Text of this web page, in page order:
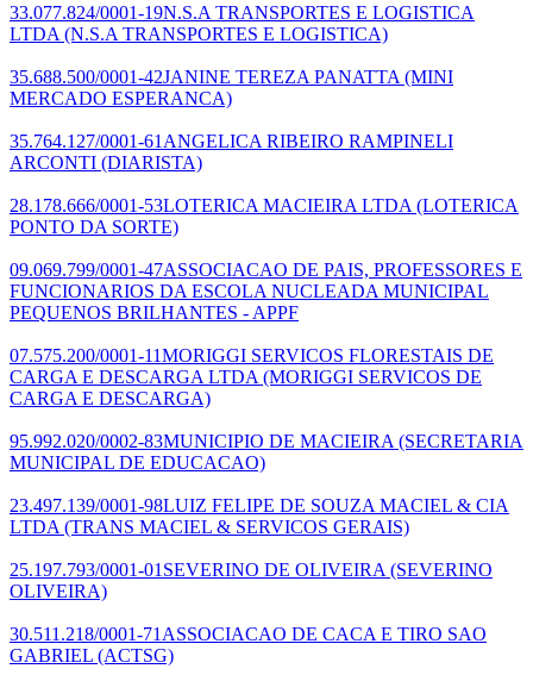
33.077.824/0001-19N.S.A TRANSPORTES E LOGISTICA
LTDA (N.S.A TRANSPORTES E LOGISTICA)
35.688.500/0001-42JANINE TEREZA PANATTA (MINI
MERCADO ESPERANCA)
35.764.127/0001-61 ANGELICA RIBEIRO RAMPINELI
ARCONTI (DIARISTA)
28.178.666/0001-53LOTERICA MACIEIRA LTDA (LOTERICA
PONTO DA SORTE)
09.069.799/0001-47ASSOCIACAO DE PAIS, PROFESSORES E
FUNCIONARIOS DA ESCOLA NUCLEADA MUNICIPAL
PEQUENOS BRILHANTES - APPF
07.575.200/0001-11MORIGGI SERVICOS FLORESTAIS DE
CARGA E DESCARGA LTDA (MORIGGI SERVICOS DE
CARGA E DESCARGA)
95.992.020/0002-83MUNICIPIO DE MACIEIRA (SECRETARIA
MUNICIPAL DE EDUCACAO)
23.497.139/0001-98LUIZ FELIPE DE SOUZA MACIEL & CIA
LTDA (TRANS MACIEL & SERVICOS GERAIS)
25.197.793/0001-01 SEVERINO DE OLIVEIRA (SEVERINO
OLIVEIRA)
30.511.218/0001-71 ASSOCIACAO DE CACA E TIRO SAO
GABRIEL (ACTSG)